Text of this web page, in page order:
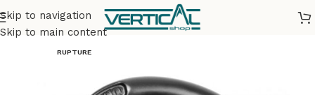
Skip to navigation
Skip to main content
Accueil Matériel Mousquetons
RUPTURE